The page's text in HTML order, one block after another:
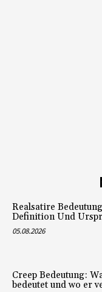
Realsatire
Definition Und
05.08.2026
Creep Bedeutung:
bedeutet und wo er